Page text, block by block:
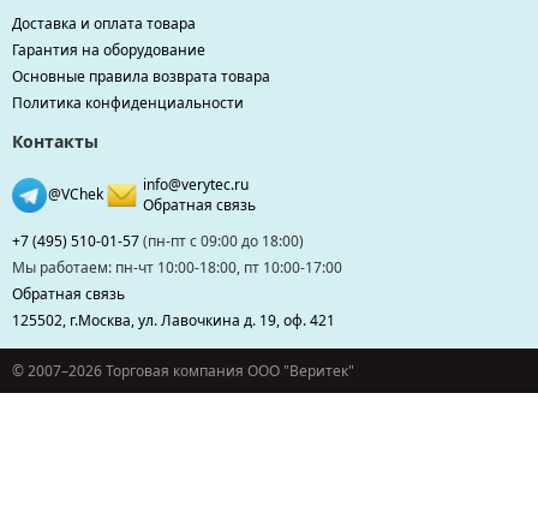
Доставка и оплата товара
Гарантия на оборудование
Основные правила возврата товара
Политика конфиденциальности
Контакты
@VChek
info@verytec.ru
Обратная связь
+7 (495) 510-01-57(пн-пт с 09:00 до 18:00)
Мы работаем: пн-чт 10:00-18:00, пт 10:00-17:00
Обратная связь
125502, г.Москва, ул. Лавочкина д. 19, оф. 421
© 2007–2026 Торговая компания ООО "Веритек"